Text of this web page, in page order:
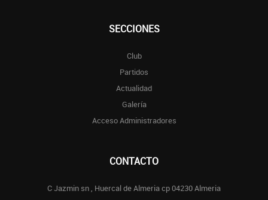
SECCIONES
Club
Partidos
Actualidad
Galería
Acceso Administradores
CONTACTO
C Jazmin sn , Huercal de Almeria cp 04230 Almeria